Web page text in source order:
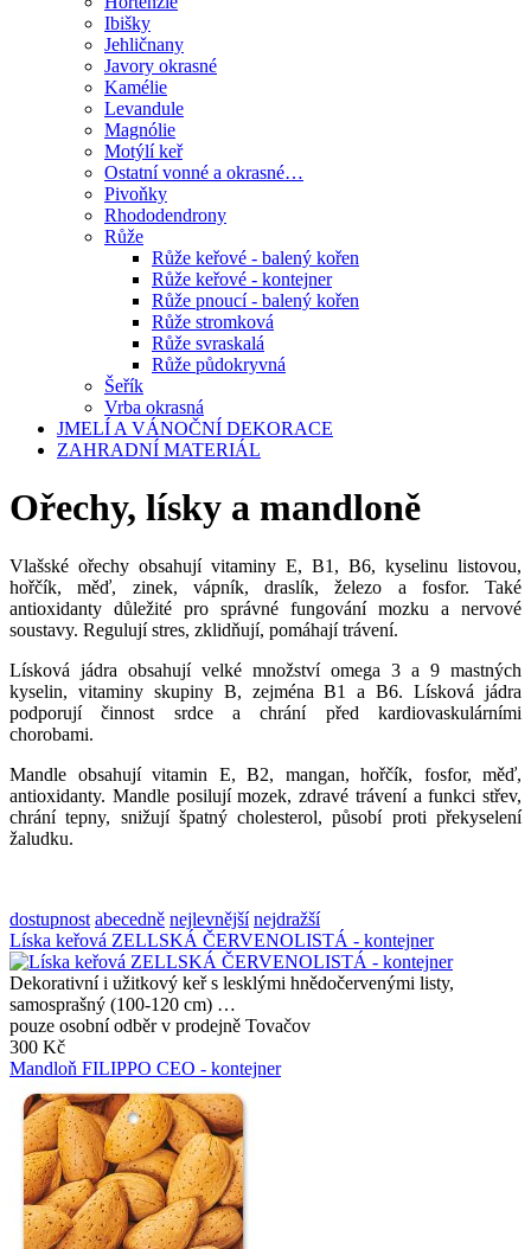
Ibišky
Jehličnany
Javory okrasné
Kamélie
Levandule
Magnólie
Motýlí keř
Ostatní vonné a okrasné…
Pivoňky
Rhododendrony
Růže
Růže keřové - balený kořen
Růže keřové - kontejner
Růže pnoucí - balený kořen
Růže stromková
Růže svraskalá
Růže půdokryvná
Šeřík
Vrba okrasná
JMELÍ A VÁNOČNÍ DEKORACE
ZAHRADNÍ MATERIÁL
Ořechy, lísky a mandloně
Vlašské ořechy obsahují vitaminy E, B1, B6, kyselinu listovou,
hořčík, měď, zinek, vápník, draslík, železo a fosfor. Také
antioxidanty důležité pro správné fungování mozku a nervové
soustavy. Regulují stres, zklidňují, pomáhají trávení.
Lísková jádra obsahují velké množství omega 3 a 9 mastných
kyselin, vitaminy skupiny B, zejména B1 a B6. Lísková jádra
podporují činnost srdce a chrání před kardiovaskulárními
chorobami.
Mandle obsahují vitamin E, B2, mangan, hořčík, fosfor, měď,
antioxidanty. Mandle posilují mozek, zdravé trávení a funkci střev,
chrání tepny, snižují špatný cholesterol, působí proti překyselení
žaludku.
dostupnost abecedně nejlevnější nejdražší
Líska keřová ZELLSKÁ ČERVENOLISTÁ - kontejner
Dekorativní i užitkový keř s lesklými hnědočervenými listy,
samosprašný (100-120 cm) …
pouze osobní odběr v prodejně Tovačov
300 Kč
Mandloň FILIPPO CEO - kontejner